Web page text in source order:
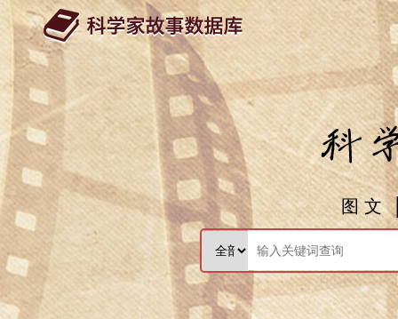
图 文